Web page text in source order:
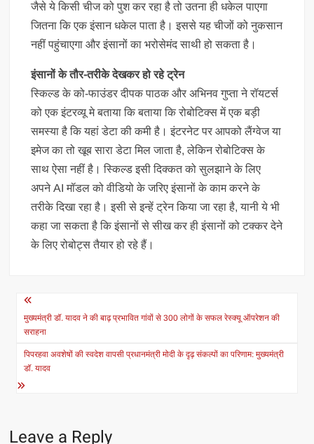
जैसे ये किसी चीज को पुश कर रहा है तो उतना ही धकेल पाएगा
जितना कि एक इंसान धकेल पाता है। इससे यह चीजों को नुकसान
नहीं पहुंचाएगा और इंसानों का भरोसेमंद साथी हो सकता है।
इंसानों के तौर-तरीके देखकर हो रहे ट्रेन
स्किल्ड के को-फाउंडर दीपक पाठक और अभिनव गुप्ता ने रॉयटर्स
को एक इंटरव्यू मे बताया कि बताया कि रोबोटिक्स में एक बड़ी
समस्या है कि यहां डेटा की कमी है। इंटरनेट पर आपको लैंग्वेज या
इमेज का तो खूब सारा डेटा मिल जाता है, लेकिन रोबोटिक्स के
साथ ऐसा नहीं है। स्किल्ड इसी दिक्कत को सुलझाने के लिए
अपने AI मॉडल को वीडियो के जरिए इंसानों के काम करने के
तरीके दिखा रहा है। इसी से इन्हें ट्रेन किया जा रहा है, यानी ये भी
कहा जा सकता है कि इंसानों से सीख कर ही इंसानों को टक्कर देने
के लिए रोबोट्स तैयार हो रहे हैं।
Post
navigation
मुख्यमंत्री डॉ. यादव ने की बाढ़ प्रभावित गांवों से 300 लोगों के सफल रेस्क्यू ऑपरेशन की
सराहना
पिपरहवा अवशेषों की स्वदेश वापसी प्रधानमंत्री मोदी के दृढ़ संकल्पों का परिणाम: मुख्यमंत्री
डॉ. यादव
Leave a Reply